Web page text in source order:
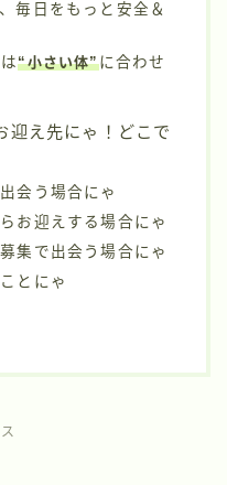
毎日をもっと安全＆
“小さい体”に合わせ
迎え先にゃ！どこで
会う場合にゃ
お迎えする場合にゃ
集で出会う場合にゃ
とにゃ